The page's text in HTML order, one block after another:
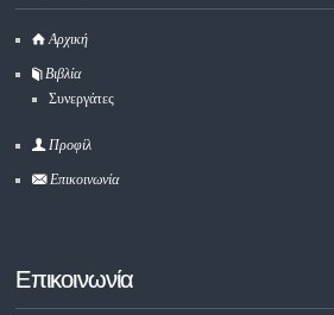
Αρχική
Βιβλία
Συνεργάτες
Προφίλ
Επικοινωνία
Επικοινωνία